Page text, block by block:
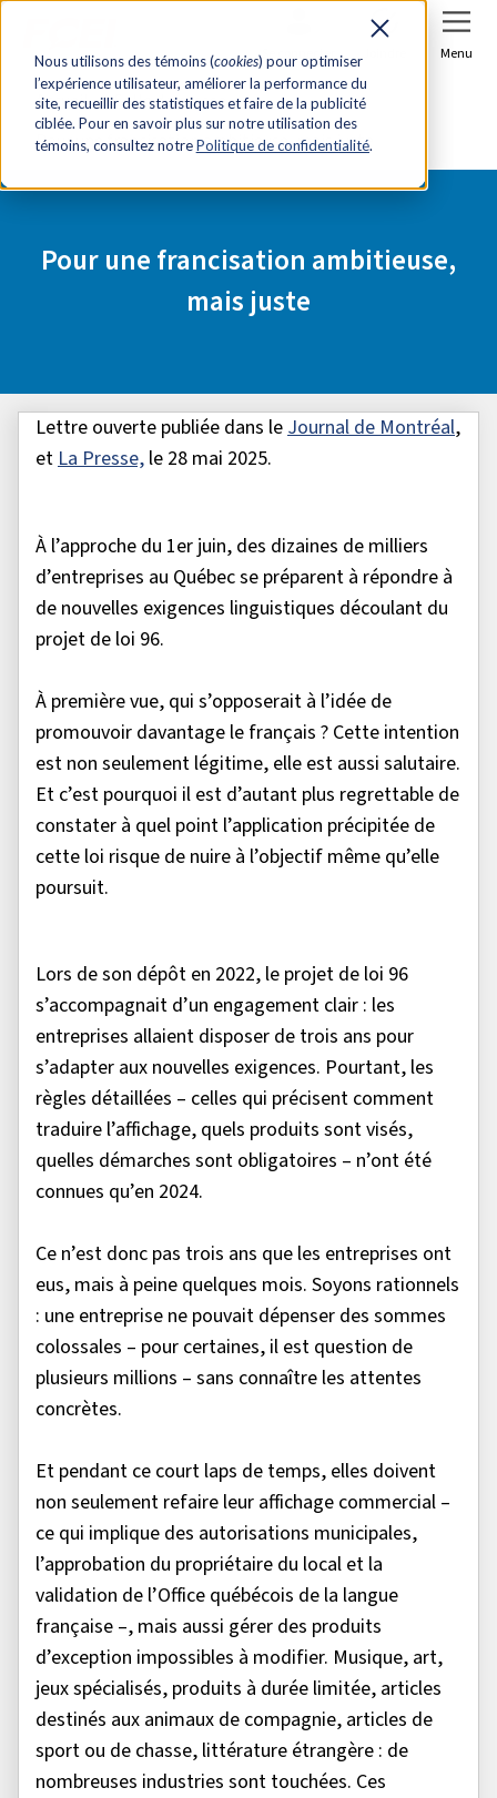
Nous utilisons des témoins (cookies) pour optimiser
l’expérience utilisateur, améliorer la performance du
site, recueillir des statistiques et faire de la publicité
ciblée. Pour en savoir plus sur notre utilisation des
témoins, consultez notrePolitique de confidentialité.
Se connecter Menu
Accueil
Salle de presse
Pour une francisation ambitieuse, mais juste
Pour une francisation ambitieuse,
mais juste
Lettre ouverte publiée dans leJournal de Montréal,
etLa Presse, le 28 mai 2025.
À l’approche du 1er juin, des dizaines de milliers
d’entreprises au Québec se préparent à répondre à
de nouvelles exigences linguistiques découlant du
projet de loi 96.
À première vue, qui s’opposerait à l’idée de
promouvoir davantage le français ? Cette intention
est non seulement légitime, elle est aussi salutaire.
Et c’est pourquoi il est d’autant plus regrettable de
constater à quel point l’application précipitée de
cette loi risque de nuire à l’objectif même qu’elle
poursuit.
Lors de son dépôt en 2022, le projet de loi 96
s’accompagnait d’un engagement clair : les
entreprises allaient disposer de trois ans pour
s’adapter aux nouvelles exigences. Pourtant, les
règles détaillées – celles qui précisent comment
traduire l’affichage, quels produits sont visés,
quelles démarches sont obligatoires – n’ont été
connues qu’en 2024.
Ce n’est donc pas trois ans que les entreprises ont
eus, mais à peine quelques mois. Soyons rationnels
: une entreprise ne pouvait dépenser des sommes
colossales – pour certaines, il est question de
plusieurs millions – sans connaître les attentes
concrètes.
Et pendant ce court laps de temps, elles doivent
non seulement refaire leur affichage commercial –
ce qui implique des autorisations municipales,
l’approbation du propriétaire du local et la
validation de l’Office québécois de la langue
française –, mais aussi gérer des produits
d’exception impossibles à modifier. Musique, art,
jeux spécialisés, produits à durée limitée, articles
destinés aux animaux de compagnie, articles de
sport ou de chasse, littérature étrangère : de
nombreuses industries sont touchées. Ces